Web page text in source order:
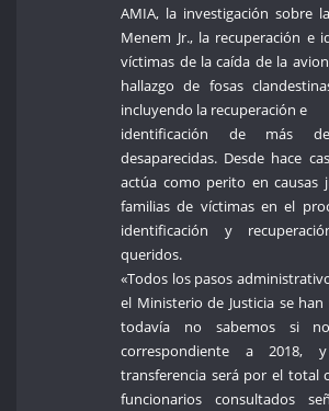
AMIA, la investigación sobre
Menem Jr., la recuperación e
víctimas de la caída de la
hallazgo de fosas
incluyendo la recuperación e
identificación de más
desaparecidas. Desde hace
actúa como perito en causas
familias de víctimas en el
identificación y
queridos.
«Todos los pasos
el Ministerio de Justicia se
todavía no sabemos si
correspondiente a
transferencia será por el total
funcionarios consultados